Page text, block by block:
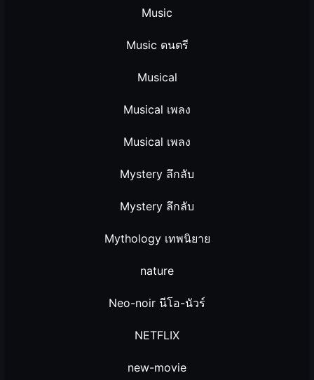
Music
Music ดนตรี
Musical
Musical เพลง
Musical เพลง
Mystery ลึกลับ
Mystery ลึกลับ
Mythology เทพนิยาย
nature
Neo-noir นีโอ-นัวร์
NETFLIX
new-movie